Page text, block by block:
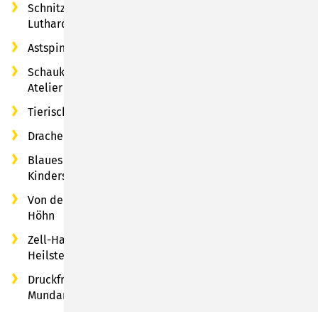
Schnitzkunst im Itzgrund mit Renate und Gustav
Luthardt
Astspindelei mit Sabine und Wolfgang Wanner
Schaukeltiere & Farbkreisel - Kreatives aus dem
Atelier und Basteln mit Maike Kreichgauer
Tierisch starke Masken in 3D - mit Mario Biereigel
Drachenspiele - Gestalten mit Lydia Stoppera
Blaues Gold - Schiefer-Hauerei mit dem Arbeitskreis
Kinderspiele und der Museumspädagogik
Von den Socken - Strick- und Häkelkunst von Carmen
Höhn
Zell-Harmonie & Energiearbeit - Handwerkskunst der
Heilsteine & Orgonite
Druckfrische „Alt Sumbarcher Kalender“ sowie
Mundart-Bücher von Kerstin und Marcus Laske